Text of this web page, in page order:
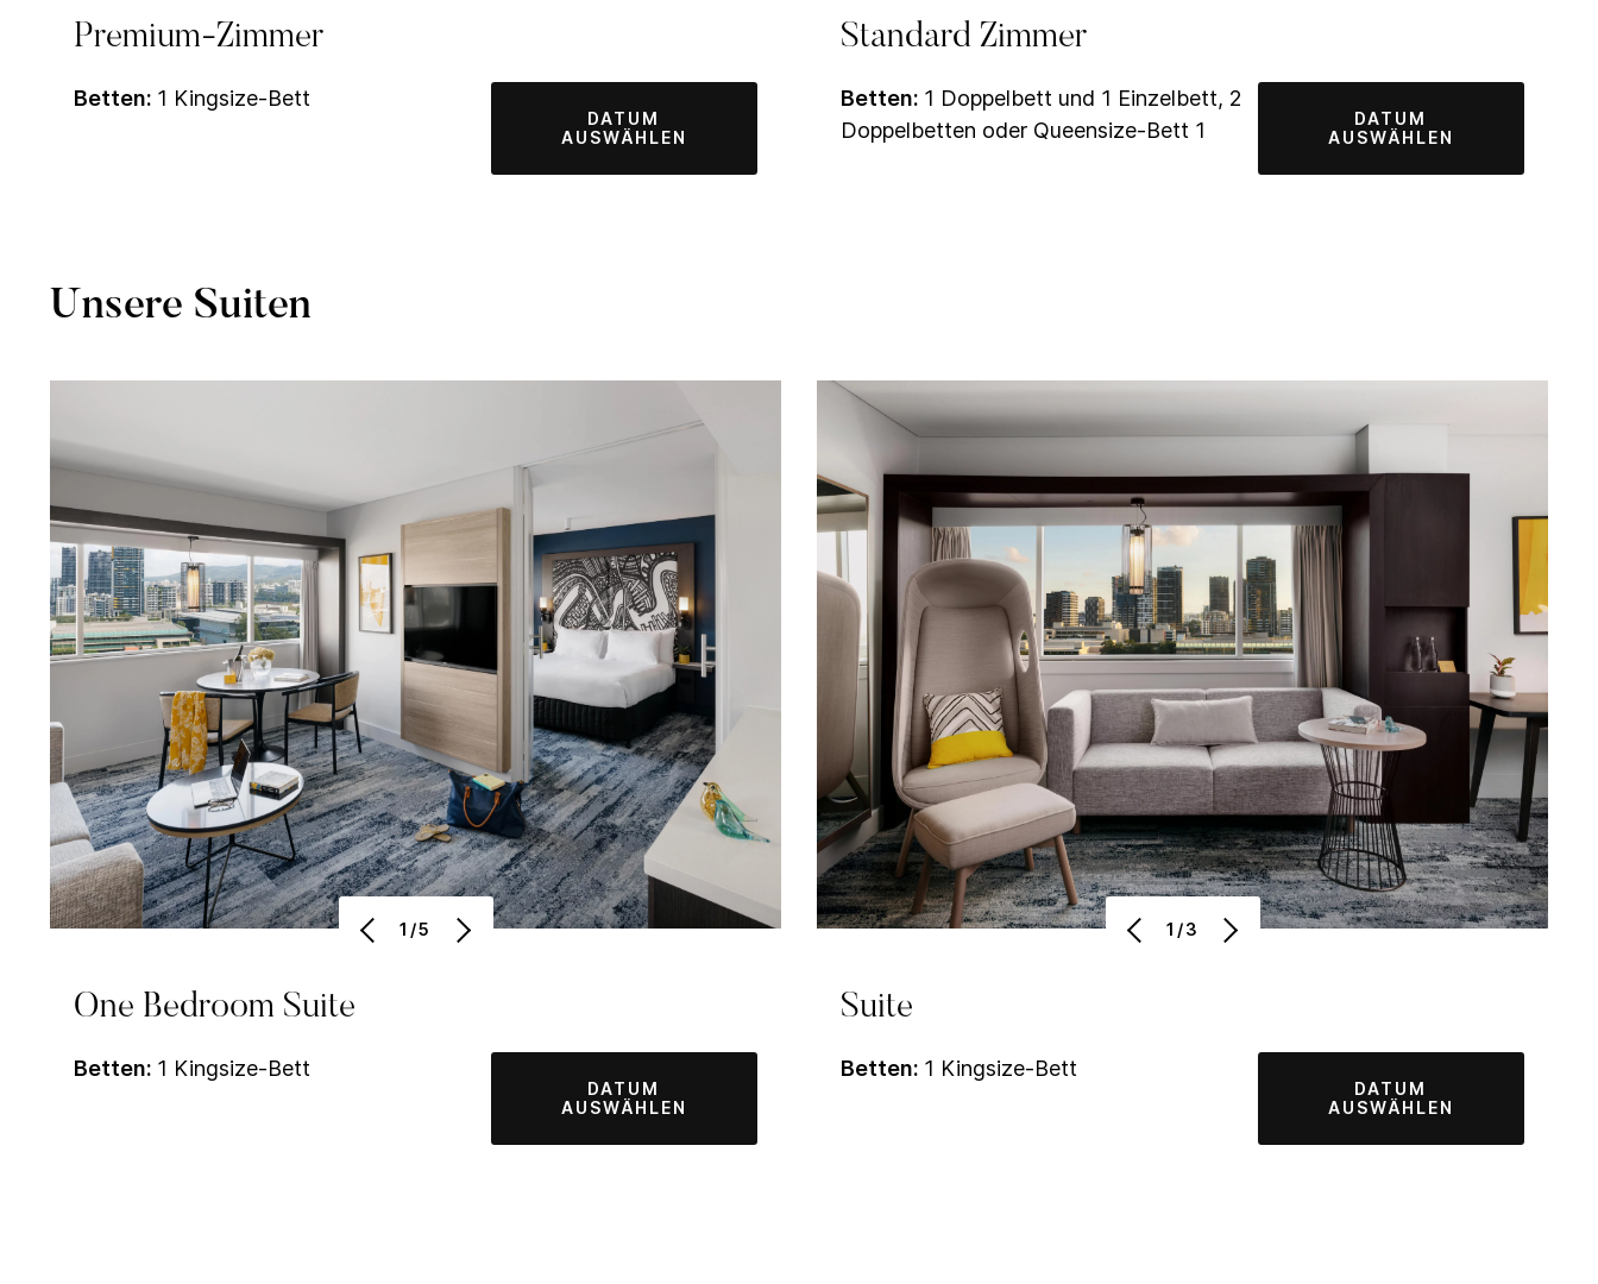
Premium-Zimmer
Betten: 1 Kingsize-Bett
DATUM
AUSWÄHLEN
Standard Zimmer
Betten: 1 Doppelbett und 1 Einzelbett, 2
Doppelbetten oder Queensize-Bett 1
DATUM
AUSWÄHLEN
Unsere Suiten
1/5
One Bedroom Suite
Betten: 1 Kingsize-Bett
DATUM
AUSWÄHLEN
1/3
Suite
Betten: 1 Kingsize-Bett
DATUM
AUSWÄHLEN